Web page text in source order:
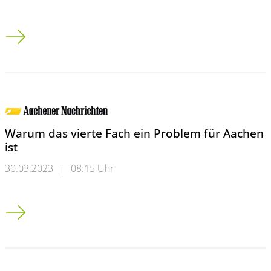
Studie zu sexualisierter Gewalt im Schülerheim Moers
Warum das vierte Fach ein Problem für Aachen
ist
30.03.2023 | 08:15 Uhr
Warum das vierte Fach ein Problem für Aachen ist